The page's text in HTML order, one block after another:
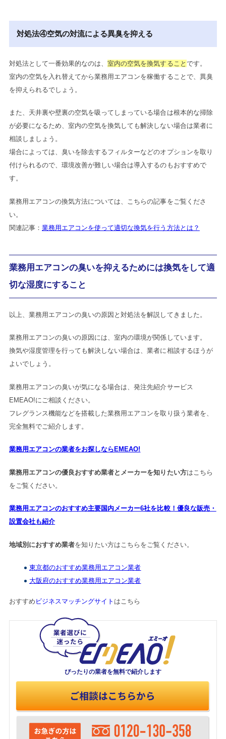
対処法④空気の対流による異臭を抑える
対処法として一番効果的なのは、室内の空気を換気すること です。
室内の空気を入れ替えてから業務用エアコンを稼働することで、異臭
を抑えられるでしょう。
また、天井裏や壁裏の空気を吸ってしまっている場合は根本的な掃除
が必要になるため、室内の空気を換気しても解決しない場合は業者に
相談しましょう。
場合によっては、臭いを除去するフィルターなどのオプションを取り
付けられるので、環境改善が難しい場合は導入するのもおすすめで
す。
業務用エアコンの換気方法については、こちらの記事をご覧くださ
い。
関連記事：業務用エアコンを使って適切な換気を行う方法とは？
業務用エアコンの臭いを抑えるためには換気をして適
切な湿度にすること
以上、業務用エアコンの臭いの原因と対処法を解説してきました。
業務用エアコンの臭いの原因には、室内の環境が関係しています。
換気や湿度管理を行っても解決しない場合は、業者に相談するほうが
よいでしょう。
業務用エアコンの臭いが気になる場合は、発注先紹介サービス
EMEAO!にご相談ください。
フレグランス機能などを搭載した業務用エアコンを取り扱う業者を、
完全無料でご紹介します。
業務用エアコンの業者をお探しならEMEAO!
業務用エアコンの優良おすすめ業者とメーカーを知りたい方はこちら
をご覧ください。
業務用エアコンのおすすめ主要国内メーカー6社を比較！優良な販売・
設置会社も紹介
地域別におすすめ業者を知りたい方はこちらをご覧ください。
東京都のおすすめ業務用エアコン業者
大阪府のおすすめ業務用エアコン業者
おすすめ ビジネスマッチングサイト はこちら
ぴったりの業者を無料で紹介します